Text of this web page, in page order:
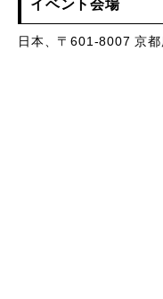
イベント会場
日本、〒601-8007 京都